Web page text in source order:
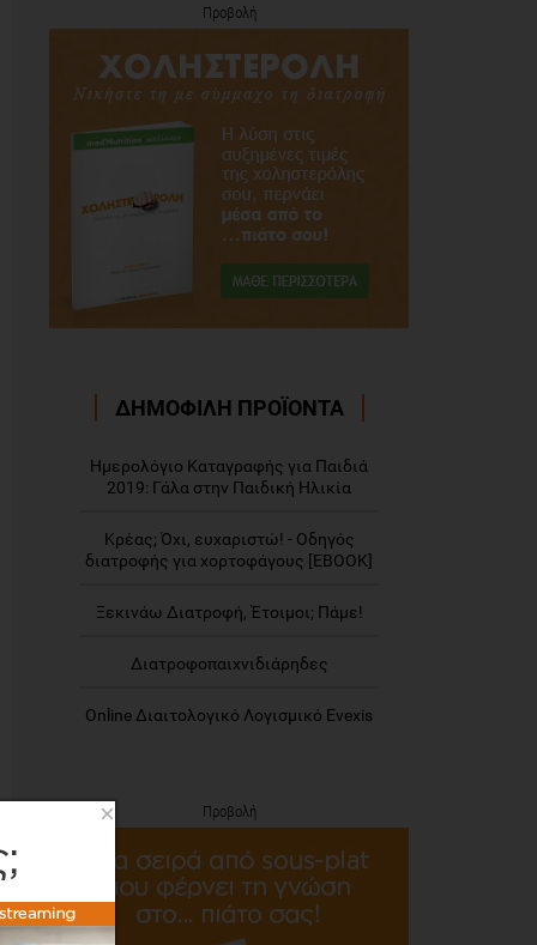
ΔΗΜΟΦΙΛΗ ΠΡΟΪΟΝΤΑ
Ημερολόγιο Καταγραφής για Παιδιά
2019: Γάλα στην Παιδική Ηλικία
Κρέας; Όχι, ευχαριστώ! - Οδηγός
διατροφής για χορτοφάγους [EBOOK]
Ξεκινάω Διατροφή, Έτοιμοι; Πάμε!
Διατροφοπαιχνιδιάρηδες
Online Διαιτολογικό Λογισμικό Evexis
Προβολή
Προβολή
×